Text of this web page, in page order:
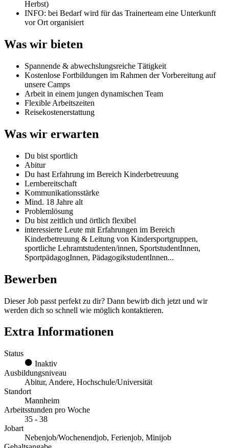
Herbst)
INFO: bei Bedarf wird für das Trainerteam eine Unterkunft
vor Ort organisiert
Was wir bieten
Spannende & abwechslungsreiche Tätigkeit
Kostenlose Fortbildungen im Rahmen der Vorbereitung auf
unsere Camps
Arbeit in einem jungen dynamischen Team
Flexible Arbeitszeiten
Reisekostenerstattung
Was wir erwarten
Du bist sportlich
Abitur
Du hast Erfahrung im Bereich Kinderbetreuung
Lernbereitschaft
Kommunikationsstärke
Mind. 18 Jahre alt
Problemlösung
Du bist zeitlich und örtlich flexibel
interessierte Leute mit Erfahrungen im Bereich
Kinderbetreuung & Leitung von Kindersportgruppen,
sportliche Lehramtstudenten/innen, SportstudentInnen,
SportpädagogInnen, PädagogikstudentInnen...
Bewerben
Dieser Job passt perfekt zu dir? Dann bewirb dich jetzt und wir
werden dich so schnell wie möglich kontaktieren.
Extra Informationen
Status
Inaktiv
Ausbildungsniveau
Abitur, Andere, Hochschule/Universität
Standort
Mannheim
Arbeitsstunden pro Woche
35 - 38
Jobart
Nebenjob/Wochenendjob, Ferienjob, Minijob